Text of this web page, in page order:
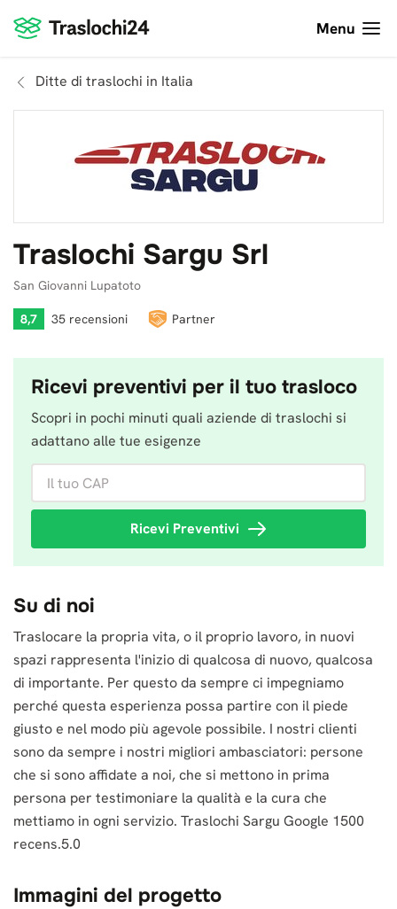
Menu
Ditte di traslochi in Italia
Traslochi Sargu Srl
San Giovanni Lupatoto
8,7 35 recensioni Partner
Ricevi preventivi per il tuo trasloco
Scopri in pochi minuti quali aziende di traslochi si
adattano alle tue esigenze
Il tuo CAP
Ricevi Preventivi
Su di noi
Traslocare la propria vita, o il proprio lavoro, in nuovi
spazi rappresenta l'inizio di qualcosa di nuovo, qualcosa
di importante. Per questo da sempre ci impegniamo
perché questa esperienza possa partire con il piede
giusto e nel modo più agevole possibile. I nostri clienti
sono da sempre i nostri migliori ambasciatori: persone
che si sono affidate a noi, che si mettono in prima
persona per testimoniare la qualità e la cura che
mettiamo in ogni servizio. Traslochi Sargu Google 1500
recens.5.0
Immagini del progetto